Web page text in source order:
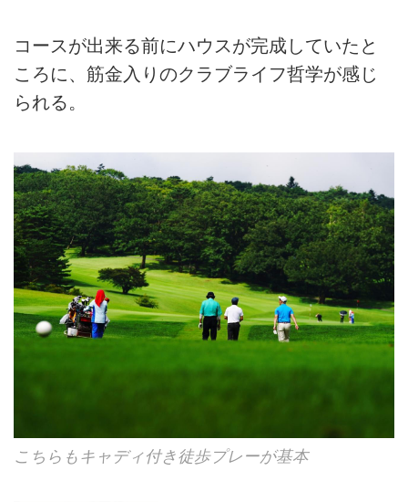
コースが出来る前にハウスが完成していたと
ころに、筋金入りのクラブライフ哲学が感じ
られる。
こちらもキャディ付き徒歩プレーが基本